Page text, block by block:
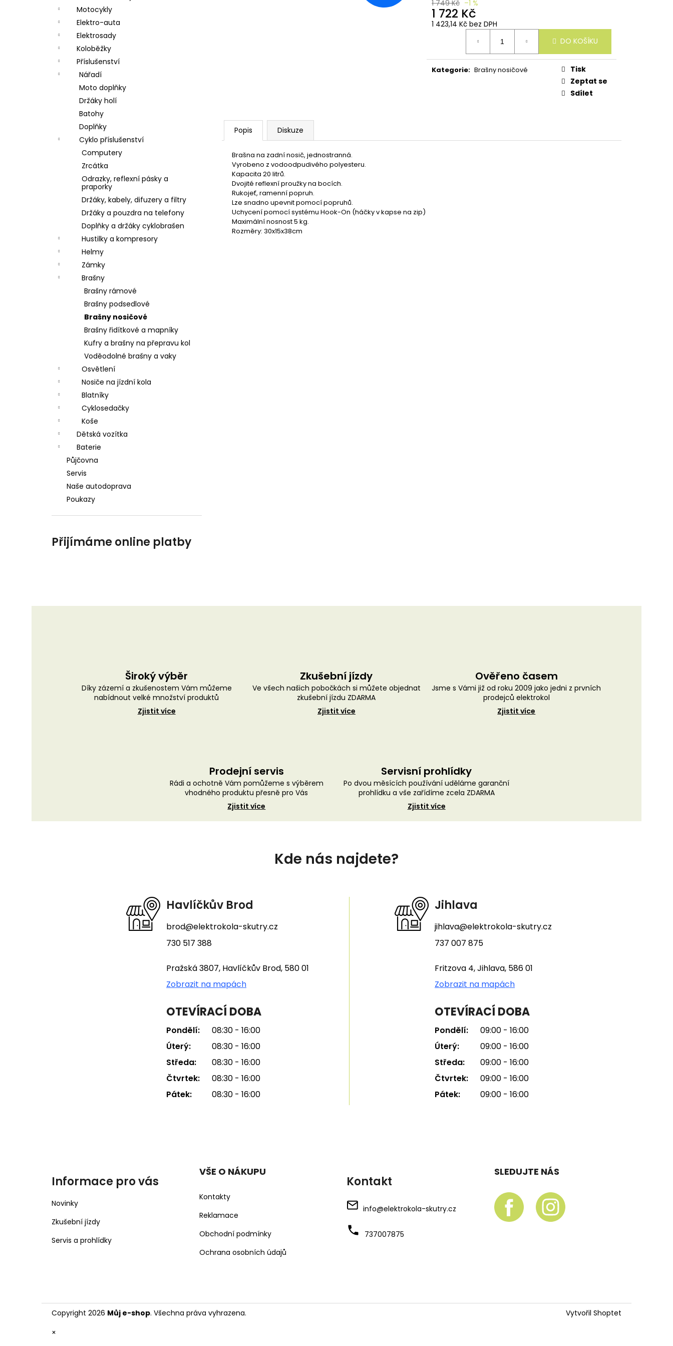
Motocykly
Elektro-auta
Elektrosady
Koloběžky
Příslušenství
Nářadí
Moto doplňky
Držáky holí
Batohy
Doplňky
Cyklo příslušenství
Computery
Zrcátka
Odrazky, reflexní pásky a
praporky
Držáky, kabely, difuzery a filtry
Držáky a pouzdra na telefony
Doplňky a držáky cyklobrašen
Hustilky a kompresory
Helmy
Zámky
Brašny
Brašny rámové
Brašny podsedlové
Brašny nosičové
Brašny řidítkové a mapníky
Kufry a brašny na přepravu kol
Voděodolné brašny a vaky
Osvětlení
Nosiče na jízdní kola
Blatníky
Cyklosedačky
Koše
Dětská vozítka
Baterie
Půjčovna
Servis
Naše autodoprava
Poukazy
Přijímáme online platby
1 749 Kč –1 %
1 722 Kč
1 423,14 Kč bez DPH
DO KOŠÍKU
Kategorie: Brašny nosičové
Tisk
Zeptat se
Sdílet
Popis Diskuze
Brašna na zadní nosič, jednostranná.
Vyrobeno z vodoodpudivého polyesteru.
Kapacita 20 litrů.
Dvojité reflexní proužky na bocích.
Rukojeť, ramenní popruh.
Lze snadno upevnit pomocí popruhů.
Uchycení pomocí systému Hook-On (háčky v kapse na zip)
Maximální nosnost 5 kg.
Rozměry: 30x15x38cm
Široký výběr
Díky zázemí a zkušenostem Vám můžeme
nabídnout velké množství produktů
Zjistit více
Zkušební jízdy
Ve všech našich pobočkách si můžete objednat
zkušební jízdu ZDARMA
Zjistit více
Ověřeno časem
Jsme s Vámi již od roku 2009 jako jedni z prvních
prodejců elektrokol
Zjistit více
Prodejní servis
Rádi a ochotně Vám pomůžeme s výběrem
vhodného produktu přesně pro Vás
Zjistit více
Servisní prohlídky
Po dvou měsících používání uděláme garanční
prohlídku a vše zařídíme zcela ZDARMA
Zjistit více
Kde nás najdete?
Havlíčkův Brod
brod@elektrokola-skutry.cz
730 517 388
Pražská 3807, Havlíčkův Brod, 580 01
Zobrazit na mapách
OTEVÍRACÍ DOBA
Pondělí:
08:30 - 16:00
Úterý:
08:30 - 16:00
Středa:
08:30 - 16:00
Čtvrtek:
08:30 - 16:00
Pátek:
08:30 - 16:00
Jihlava
jihlava@elektrokola-skutry.cz
737 007 875
Fritzova 4, Jihlava, 586 01
Zobrazit na mapách
OTEVÍRACÍ DOBA
Pondělí:
09:00 - 16:00
Úterý:
09:00 - 16:00
Středa:
09:00 - 16:00
Čtvrtek:
09:00 - 16:00
Pátek:
09:00 - 16:00
Informace pro vás
Novinky
Zkušební jízdy
Servis a prohlídky
VŠE O NÁKUPU
Kontakty
Reklamace
Obchodní podmínky
Ochrana osobních údajů
Kontakt
info@elektrokola-skutry.cz
737007875
SLEDUJTE NÁS
Vytvořil Shoptet
Copyright 2026 Můj e-shop. Všechna práva vyhrazena.
×